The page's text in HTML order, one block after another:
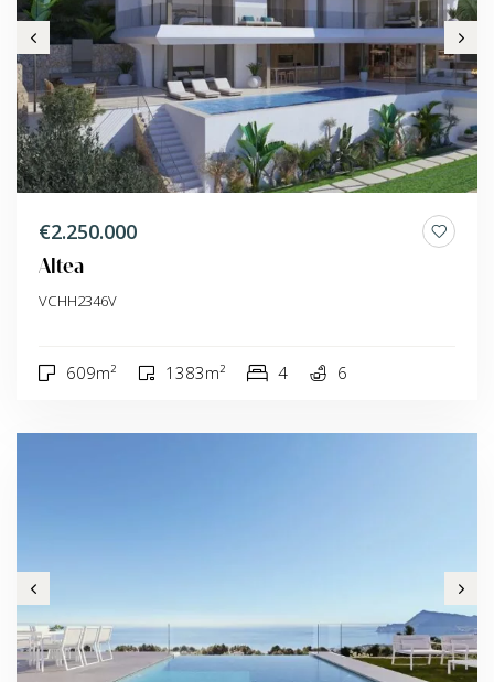
€2.250.000
Altea
VCHH2346V
609m² 1383m² 4 6